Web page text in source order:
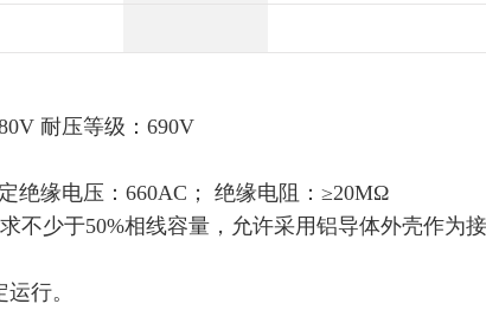
耐压等级：690V
绝缘电压：660AC； 绝缘电阻：≥20MΩ
不少于50%相线容量，允许采用铝导体外壳作为
行。